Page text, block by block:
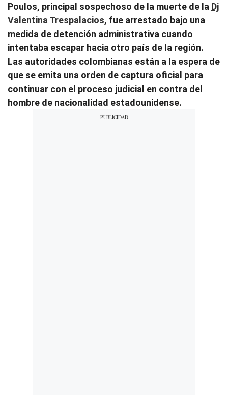
Poulos, principal sospechoso de la muerte de la Dj
Valentina Trespalacios, fue arrestado bajo una
medida de detención administrativa cuando
intentaba escapar hacia otro país de la región.
Las autoridades colombianas están a la espera de
que se emita una orden de captura oficial para
continuar con el proceso judicial en contra del
hombre de nacionalidad estadounidense.